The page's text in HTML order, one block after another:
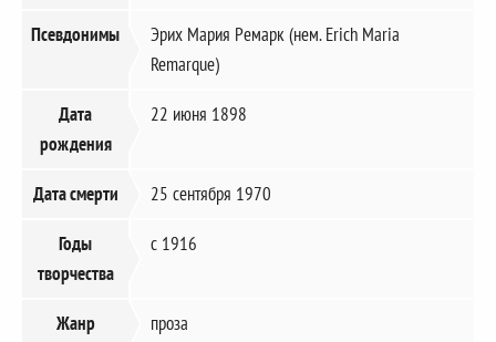
Псевдонимы
Эрих Мария Ремарк (нем. Erich Maria
Remarque)
Дата
рождения
22 июня 1898
Дата смерти 25 сентября 1970
Годы
творчества
с 1916
Жанр проза